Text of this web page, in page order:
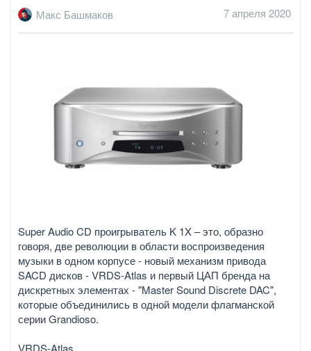
Макс Башмаков 7 апреля 2020
Super Audio CD проигрыватель K 1X – это, образно
говоря, две революции в области воспроизведения
музыки в одном корпусе - новый механизм привода
SACD дисков - VRDS-Atlas и первый ЦАП бренда на
дискретных элементах - "Master Sound Discrete DAC",
которые объединились в одной модели флагманской
серии Grandioso.
VRDS-Atlas